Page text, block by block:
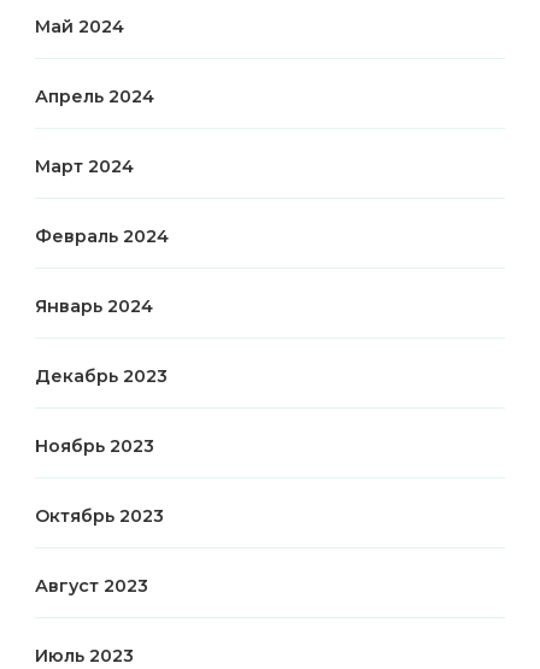
Май 2024
Апрель 2024
Март 2024
Февраль 2024
Январь 2024
Декабрь 2023
Ноябрь 2023
Октябрь 2023
Август 2023
Июль 2023